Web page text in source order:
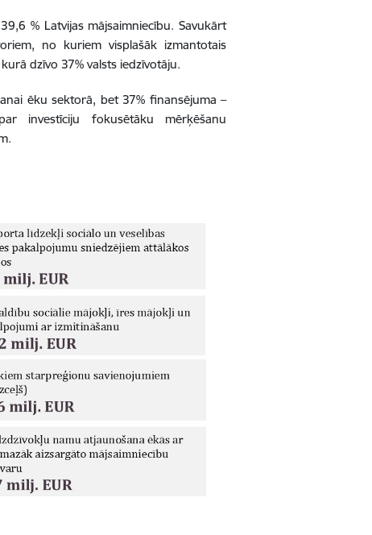
% Latvijas mājsaimniecību. Savukārt
no kuriem visplašāk izmantotais
dzīvo 37% valsts iedzīvotāju.
ēku sektorā, bet 37% finansējuma –
investīciju fokusētāku mērķēšanu